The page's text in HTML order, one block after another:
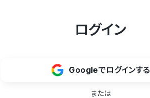
ログイン
Googleでログインする
または